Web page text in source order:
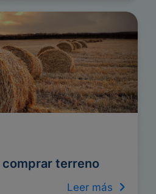
comprar terreno
Leer más